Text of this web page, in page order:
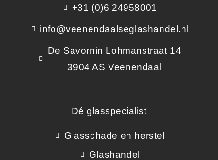
+31 (0)6 24958001
info@veenendaalseglashandel.nl
De Savornin Lohmanstraat 14
3904 AS Veenendaal
Dé glasspecialist
Glasschade en herstel
Glashandel